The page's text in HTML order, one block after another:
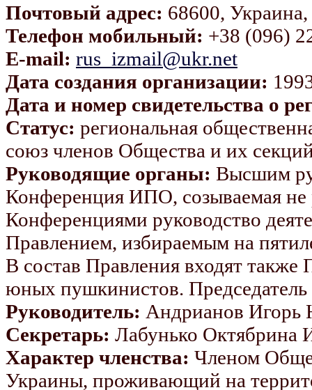
Почтовый адрес: 68600, Украина,
Телефон мобильный: +38 (096)
E-mail: rus_izmail@ukr.net
Дата создания организации:
Дата и номер свидетельства о
Статус: региональная
союз членов Общества и их
Руководящие органы: Высшим
Конференция ИПО, созываемая не
Конференциями руководство
Правлением, избираемым на
В состав Правления входят
юных пушкинистов. Председатель
Руководитель: Андрианов Игорь
Секретарь: Лабунько Октябрина
Характер членства: Членом
Украины, проживающий на